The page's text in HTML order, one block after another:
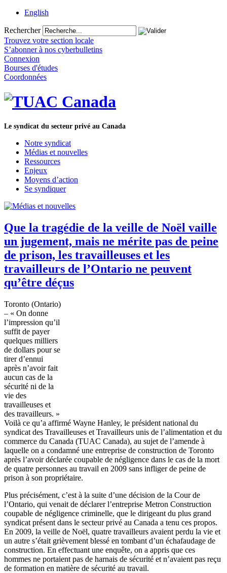
English
Rechercher
Trouvez votre section locale
S’abonner à nos cyberbulletins
Connexion
Bourses d'études
Coordonnées
Le syndicat du secteur privé au Canada
Notre syndicat
Médias et nouvelles
Ressources
Enjeux
Moyens d’action
Se syndiquer
Que la tragédie de la veille de Noël vaille
un jugement, mais ne mérite pas de peine
de prison, les travailleuses et les
travailleurs de l’Ontario ne peuvent
qu’être déçus
Toronto (Ontario)
– « On donne
l’impression qu’il
suffit de payer
quelques milliers
de dollars pour se
tirer d’ennui
après n’avoirfait
aucun cas de la
sécurité ni de la
vie des
travailleuses et
des travailleurs. »
Voilà ce qu’a affirmé Wayne Hanley, le président national du
syndicat des Travailleuses et Travailleurs unis de l’alimentation et du
commerce du Canada (TUAC Canada), au sujet de l’amende à
laquelle on a condamné une entreprise de construction de Toronto
après l’avoir déclarée coupable de négligence dans le cas de la mort
de quatre personnes au travail en 2009 sans infligerde peine de
prison à son propriétaire.
Plus précisément, c’est à la suite d’une décision de la Courde
l’Ontario, qui venait de déclarer l’entreprise Metron Construction
coupable de négligence criminelle, que le dirigeant du plus grand
syndicat présent dans le secteur privé au Canada a tenu ces propos.
En 2009, la veille de Noël, quatre travailleurs avaient perdu la vie et
un autre s’était grièvement blessé en tombant d’un échafaudage de
construction. En effectuant une enquête, on a appris que ces
hommes ne portaient pas de harnais de sécurité et n’avaient pas reçu
de formation en matière de sécurité au travail.